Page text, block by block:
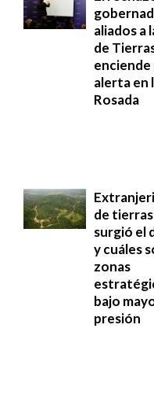
aliados a
de
enciende
alerta en
Rosada
de
surgió el
y cuáles
zonas
bajo
presión